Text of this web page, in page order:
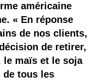
américaine
« En réponse
de nos clients,
de retirer,
le maïs et le soja
de tous les